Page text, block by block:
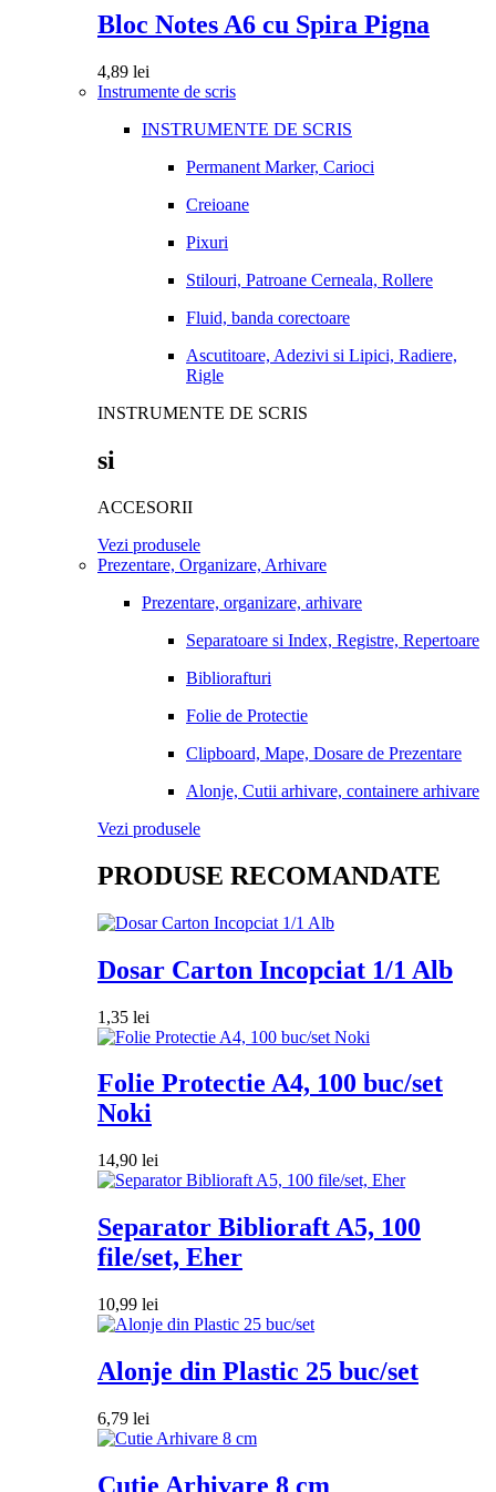
Bloc Notes A6 cu Spira Pigna
4,89 lei
Instrumente de scris
INSTRUMENTE DE SCRIS
Permanent Marker, Carioci
Creioane
Pixuri
Stilouri, Patroane Cerneala, Rollere
Fluid, banda corectoare
Ascutitoare, Adezivi si Lipici, Radiere,
Rigle
INSTRUMENTE DE SCRIS
si
ACCESORII
Vezi produsele
Prezentare, Organizare, Arhivare
Prezentare, organizare, arhivare
Separatoare si Index, Registre, Repertoare
Bibliorafturi
Folie de Protectie
Clipboard, Mape, Dosare de Prezentare
Alonje, Cutii arhivare, containere arhivare
Vezi produsele
PRODUSE RECOMANDATE
Dosar Carton Incopciat 1/1 Alb
1,35 lei
Folie Protectie A4, 100 buc/set
Noki
14,90 lei
Separator Biblioraft A5, 100
file/set, Eher
10,99 lei
Alonje din Plastic 25 buc/set
6,79 lei
Cutie Arhivare 8 cm